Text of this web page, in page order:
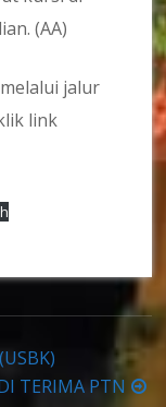
(AA)
jalur
link
TERIMA PTN